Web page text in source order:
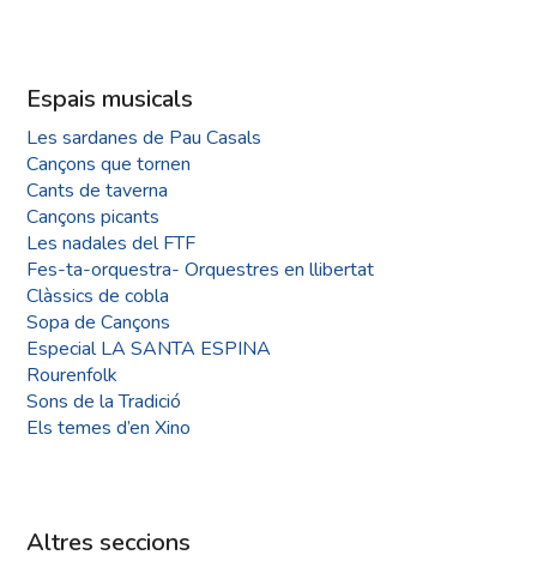
Espais musicals
Les sardanes de Pau Casals
Cançons que tornen
Cants de taverna
Cançons picants
Les nadales del FTF
Fes-ta-orquestra- Orquestres en llibertat
Clàssics de cobla
Sopa de Cançons
Especial LA SANTA ESPINA
Rourenfolk
Sons de la Tradició
Els temes d’en Xino
Altres seccions